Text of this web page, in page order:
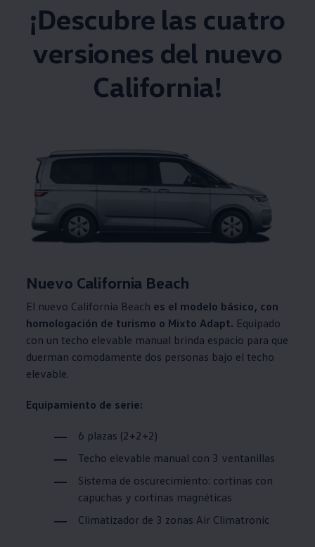
¡Descubre las cuatro
versiones del nuevo
California!
Nuevo California Beach
El nuevo California Beach es el modelo básico, con
homologación de turismo o Mixto Adapt. Equipado
con un techo elevable manual brinda espacio para que
duerman comodamente dos personas bajo el techo
elevable.
Equipamiento de serie:
6 plazas (2+2+2)
Techo elevable manual con 3 ventanillas
Sistema de oscurecimiento: cortinas con
capuchas y cortinas magnéticas
Climatizador de 3 zonas Air Climatronic